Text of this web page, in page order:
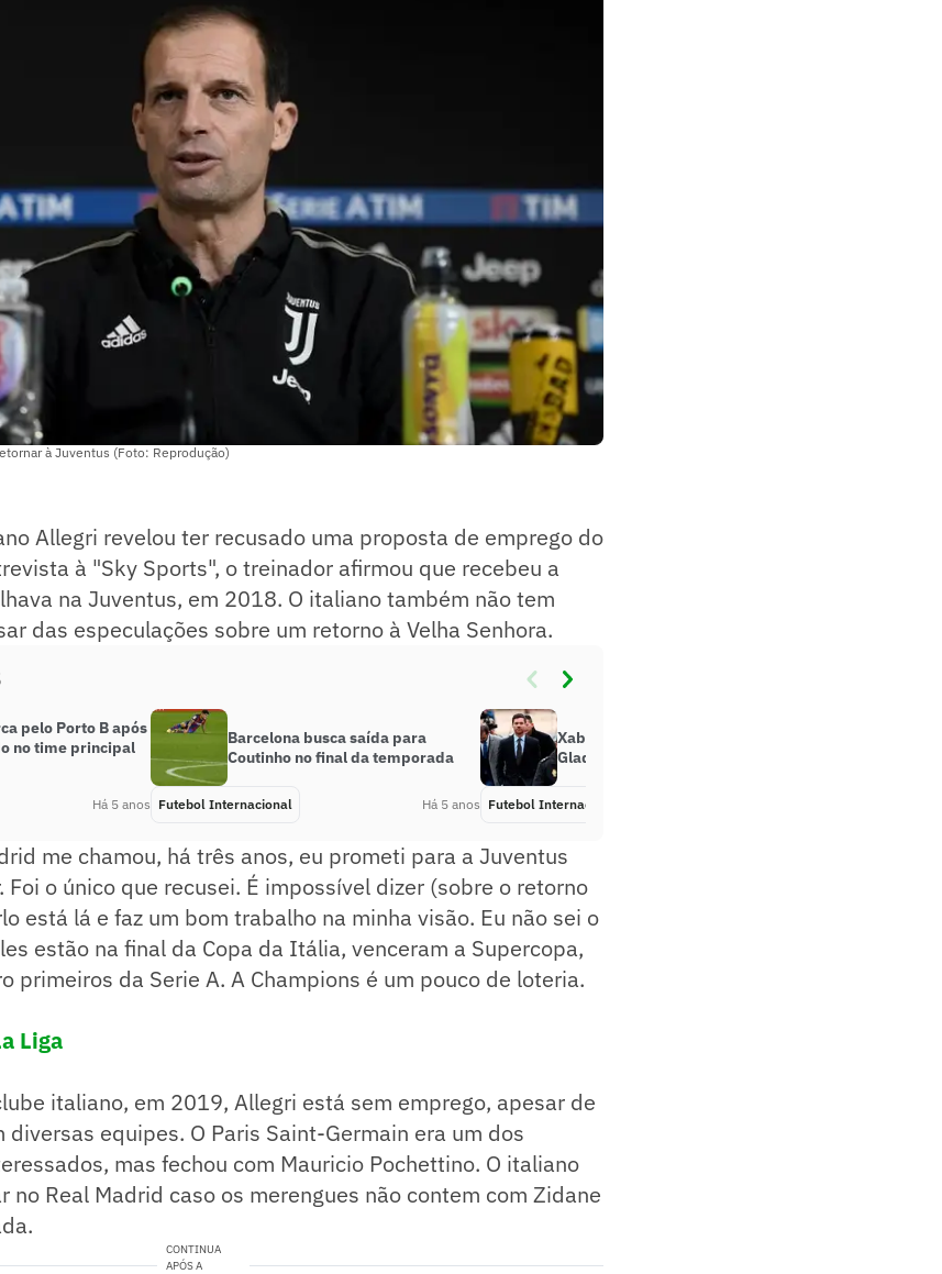
à Juventus (Foto: Reprodução)
Allegri revelou ter recusado uma proposta de emprego do
à "Sky Sports", o treinador afirmou que recebeu a
na Juventus, em 2018. O italiano também não tem
das especulações sobre um retorno à Velha Senhora.
pelo Porto B após
no time principal
Há 5 anos
Barcelona busca saída para
Coutinho no final da temporada
Futebol Internacional Há 5 anos
Xabi Alonso será técnico do
Gladbach, diz jornal alemão
Futebol Internacional
me chamou, há três anos, eu prometi para a Juventus
Foi o único que recusei. É impossível dizer (sobre o retorno
está lá e faz um bom trabalho na minha visão. Eu não sei o
estão na final da Copa da Itália, venceram a Supercopa,
primeiros da Serie A. A Champions é um pouco de loteria.
Liga
italiano, em 2019, Allegri está sem emprego, apesar de
equipes. O Paris Saint-Germain era um dos
mas fechou com Mauricio Pochettino. O italiano
no Real Madrid caso os merengues não contem com Zidane
CONTINUA
APÓS A